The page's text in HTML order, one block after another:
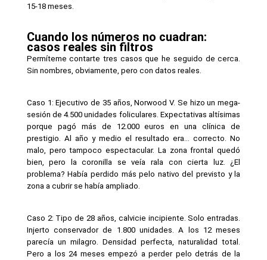
15-18 meses.
Cuando los números no cuadran:
casos reales sin filtros
Permíteme contarte tres casos que he seguido de cerca.
Sin nombres, obviamente, pero con datos reales.
Caso 1: Ejecutivo de 35 años, Norwood V. Se hizo un mega-
sesión de 4.500 unidades foliculares. Expectativas altísimas
porque pagó más de 12.000 euros en una clínica de
prestigio. Al año y medio el resultado era… correcto. No
malo, pero tampoco espectacular. La zona frontal quedó
bien, pero la coronilla se veía rala con cierta luz. ¿El
problema? Había perdido más pelo nativo del previsto y la
zona a cubrir se había ampliado.
Caso 2: Tipo de 28 años, calvicie incipiente. Solo entradas.
Injerto conservador de 1.800 unidades. A los 12 meses
parecía un milagro. Densidad perfecta, naturalidad total.
Pero a los 24 meses empezó a perder pelo detrás de la